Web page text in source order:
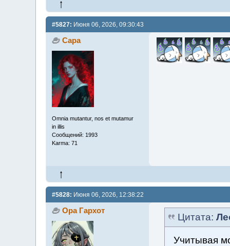
#5827: Июня 06, 2026, 09:30:43
Сара
Omnia mutantur, nos et mutamur
in illis
Сообщений: 1993
Karma: 71
#5828: Июня 06, 2026, 12:38:22
Ора Гархот
Цитата:
Учитывая